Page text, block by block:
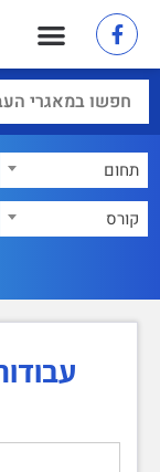
תחום
קורס